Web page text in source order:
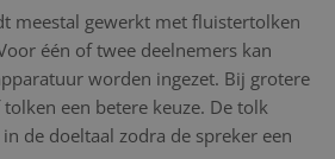
meestal gewerkt met fluistertolken
één of twee deelnemers kan
worden ingezet. Bij grotere
een betere keuze. De tolk
de doeltaal zodra de spreker een